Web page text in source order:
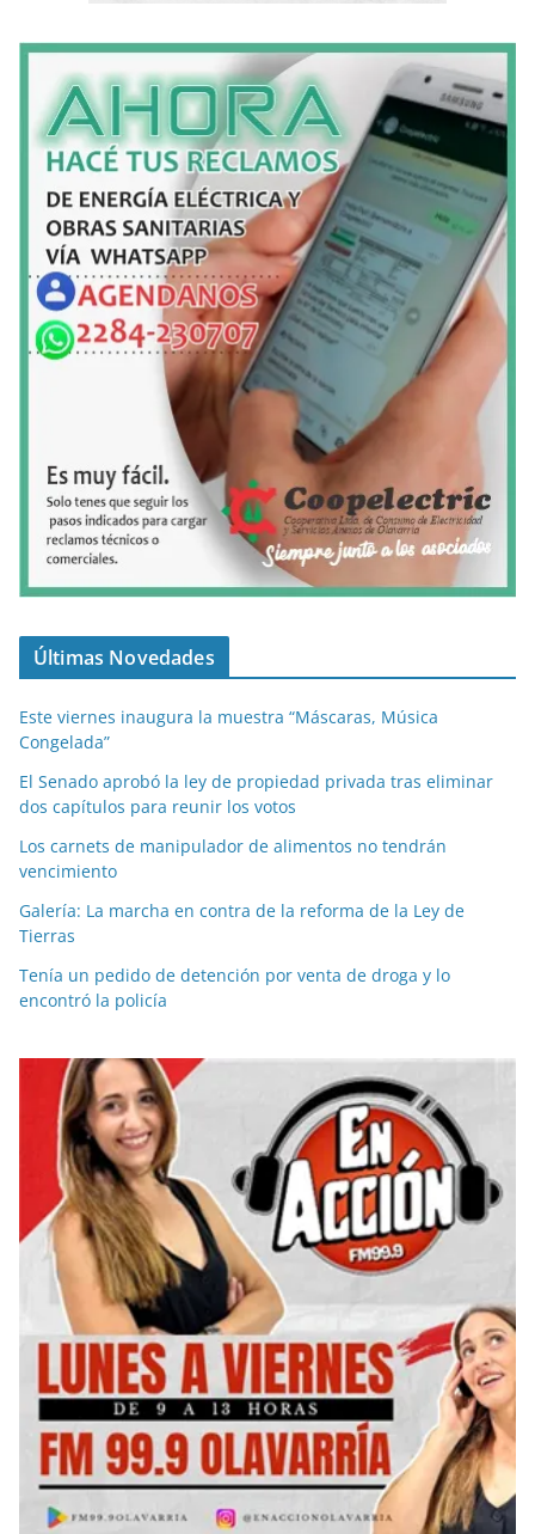
Últimas Novedades
Este viernes inaugura la muestra “Máscaras, Música
Congelada”
El Senado aprobó la ley de propiedad privada tras eliminar
dos capítulos para reunir los votos
Los carnets de manipulador de alimentos no tendrán
vencimiento
Galería: La marcha en contra de la reforma de la Ley de
Tierras
Tenía un pedido de detención por venta de droga y lo
encontró la policía